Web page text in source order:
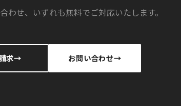
わせ、いずれも無料でご対応いたします。
求 お問い合わせ